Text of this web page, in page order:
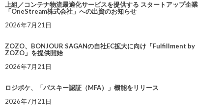
上組／コンテナ物流最適化サービスを提供する スタートアップ企業
「OneStream株式会社」への出資のお知らせ
2026年7月21日
ZOZO、BONJOUR SAGANの自社EC拡大に向け「Fulfillment by
ZOZO」を提供開始
2026年7月21日
ロジポケ、「パスキー認証（MFA）」機能をリリース
2026年7月21日